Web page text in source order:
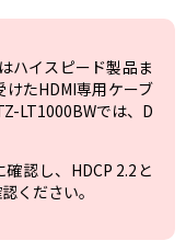
ハイスピード製品ま
たHDMI専用ケーブ
LT1000BWでは、D
認し、HDCP 2.2と
ください。